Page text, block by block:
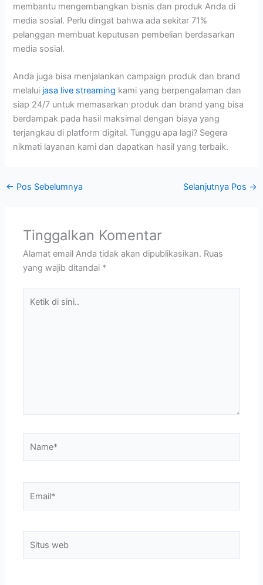
membantu mengembangkan bisnis dan produk Anda di
media sosial. Perlu dingat bahwa ada sekitar 71%
pelanggan membuat keputusan pembelian berdasarkan
media sosial.
Anda juga bisa menjalankan campaign produk dan brand
melalui jasa live streaming kami yang berpengalaman dan
siap 24/7 untuk memasarkan produk dan brand yang bisa
berdampak pada hasil maksimal dengan biaya yang
terjangkau di platform digital. Tunggu apa lagi? Segera
nikmati layanan kami dan dapatkan hasil yang terbaik.
← Pos Sebelumnya Selanjutnya Pos →
Tinggalkan Komentar
Alamat email Anda tidak akan dipublikasikan. Ruas
yang wajib ditandai *
web